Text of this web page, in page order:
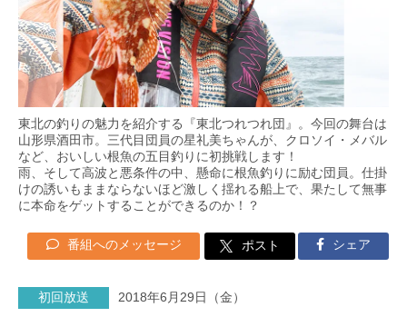
東北の釣りの魅力を紹介する『東北つれつれ団』。今回の舞台は
山形県酒田市。三代目団員の星礼美ちゃんが、クロソイ・メバル
など、おいしい根魚の五目釣りに初挑戦します！
雨、そして高波と悪条件の中、懸命に根魚釣りに励む団員。仕掛
けの誘いもままならないほど激しく揺れる船上で、果たして無事
に本命をゲットすることができるのか！？
番組へのメッセージ ポスト シェア
初回放送 2018年6月29日（金）